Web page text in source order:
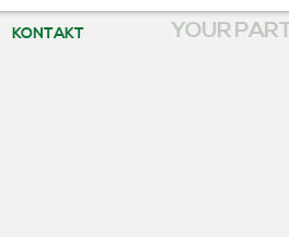
KONTAKT YOUR